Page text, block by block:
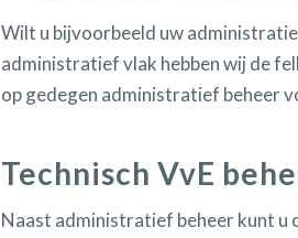
Wilt u bijvoorbeeld uw
administratief vlak hebben wij de
op gedegen administratief beheer
Technisch VvE
Naast administratief beheer kunt u